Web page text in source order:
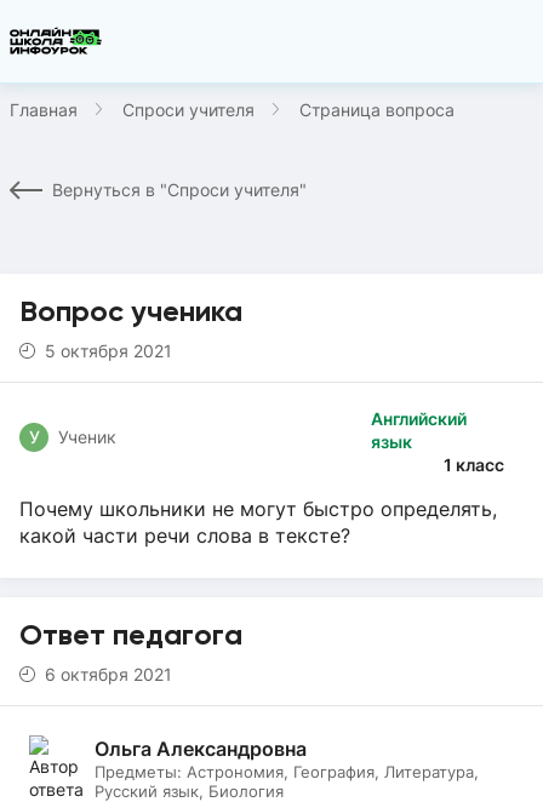
Главная Спроси учителя Страница вопроса
Вернуться в "Спроси учителя"
Вопрос ученика
5 октября 2021
Английский
язык
1 класс
У Ученик
Почему школьники не могут быстро определять,
какой части речи слова в тексте?
Ответ педагога
6 октября 2021
Ольга Александровна
Предметы: Астрономия, География, Литература,
Русский язык, Биология